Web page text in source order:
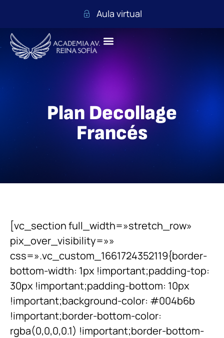
Aula virtual
Plan Decollage
Francés
[vc_section full_width=»stretch_row»
pix_over_visibility=»»
css=».vc_custom_1661724352119{border-
bottom-width: 1px !important;padding-top:
30px !important;padding-bottom: 10px
!important;background-color: #004b6b
!important;border-bottom-color:
rgba(0,0,0,0.1) !important;border-bottom-